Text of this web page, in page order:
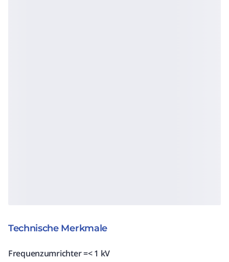
Technische Merkmale
Frequenzumrichter =< 1 kV